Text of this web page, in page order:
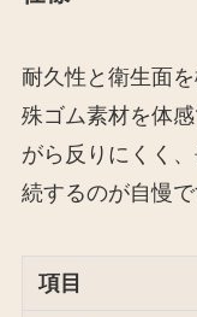
耐久性と衛生面
殊ゴム素材を体
がら反りにくく
続するのが自慢で
項目